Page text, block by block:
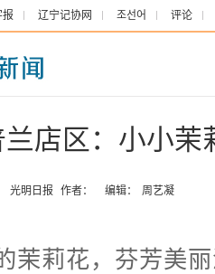
报 辽宁记协网 조선어 评论
店区：小小茉
光明日报 作者： 编辑： 周艺凝
莉花，芬芳美丽